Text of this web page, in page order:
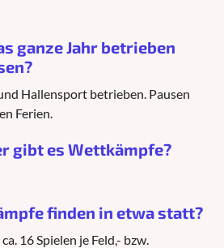
ganze Jahr betrieben
Hallensport betrieben. Pausen
Ferien.
gibt es Wettkämpfe?
finden in etwa statt?
16 Spielen je Feld,- bzw.